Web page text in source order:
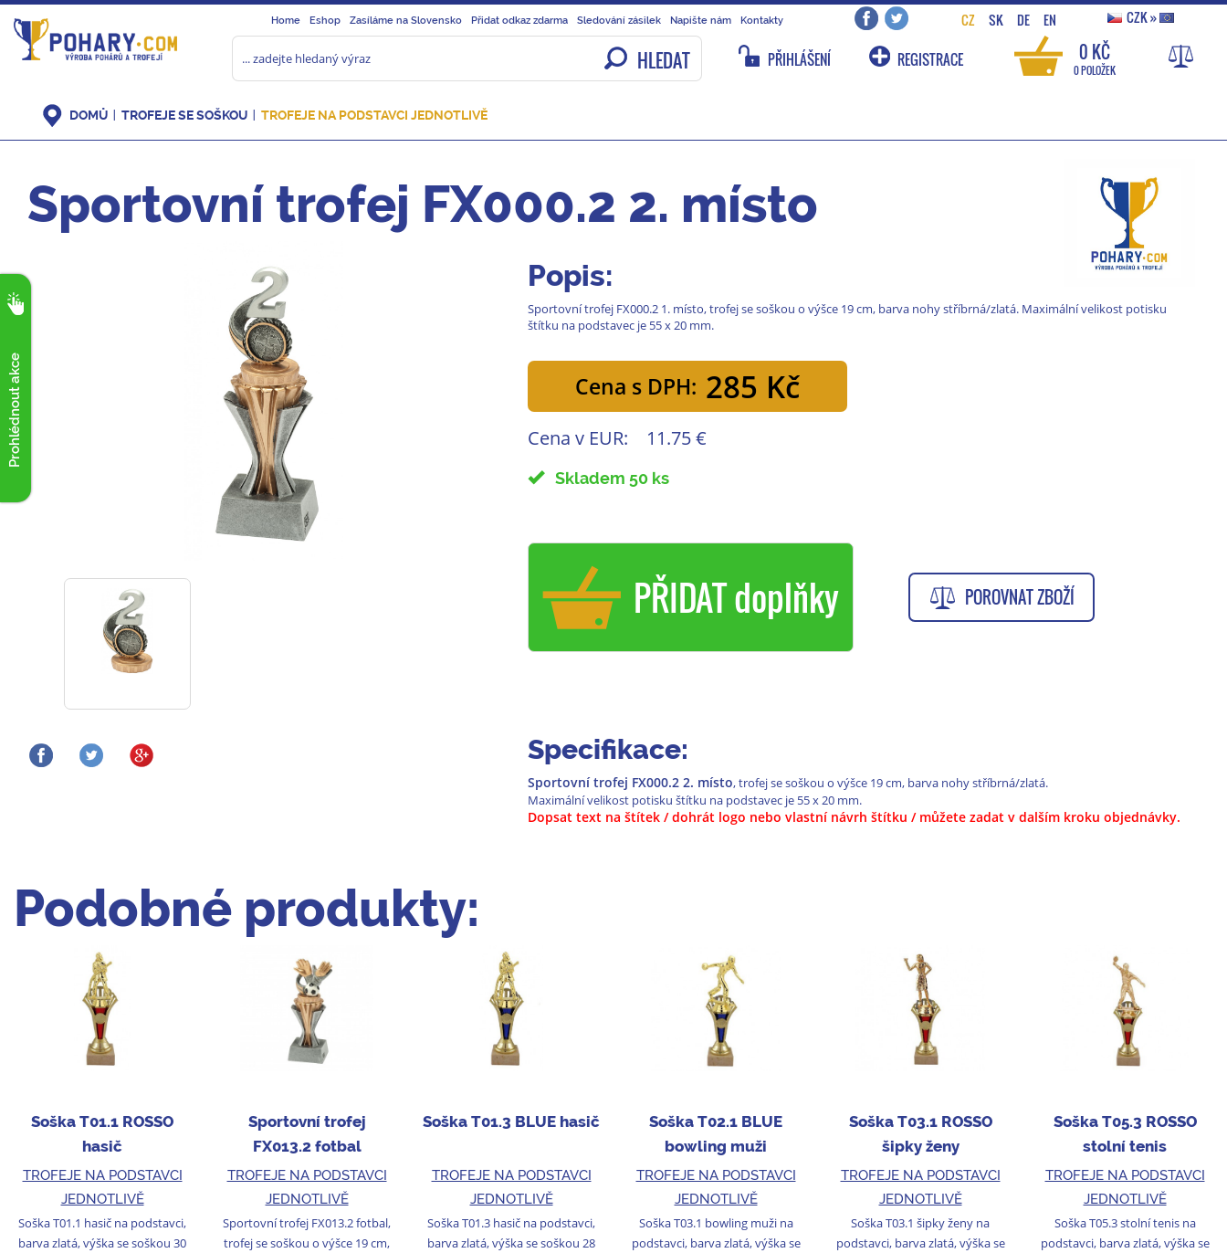
Home Eshop Zasíláme na Slovensko Přidat odkaz zdarma Sledování zásilek Napište nám Kontakty CZ SK DE EN CZK»
HLEDAT PŘIHLÁŠENÍ REGISTRACE 0 KČ
0 POLOŽEK
Prohlédnout akce
DOMŮ TROFEJE SE SOŠKOU TROFEJE NA PODSTAVCI JEDNOTLIVĚ
Sportovní trofej FX000.2 2. místo
Popis:
Sportovní trofej FX000.2 1. místo, trofej se soškou o výšce 19 cm, barva nohy stříbrná/zlatá. Maximální velikost potisku
štítku na podstavec je 55 x 20 mm.
Cena s DPH: 285 Kč
Cena v EUR: 11.75 €
Skladem 50 ks
PŘIDAT doplňky POROVNAT ZBOŽÍ
Specifikace:
Sportovní trofej FX000.2 2. místo, trofej se soškou o výšce 19 cm, barva nohy stříbrná/zlatá.
Maximální velikost potisku štítku na podstavec je 55 x 20 mm.
Dopsat text na štítek / dohrát logo nebo vlastní návrh štítku / můžete zadat v dalším kroku objednávky.
Podobné produkty:
Soška T01.1 ROSSO
hasič
TROFEJE NA PODSTAVCI
JEDNOTLIVĚ
Soška T01.1 hasič na podstavci,
barva zlatá, výška se soškou 30
Sportovní trofej
FX013.2 fotbal
TROFEJE NA PODSTAVCI
JEDNOTLIVĚ
Sportovní trofej FX013.2 fotbal,
trofej se soškou o výšce 19 cm,
Soška T01.3 BLUE hasič
TROFEJE NA PODSTAVCI
JEDNOTLIVĚ
Soška T01.3 hasič na podstavci,
barva zlatá, výška se soškou 28
Soška T02.1 BLUE
bowling muži
TROFEJE NA PODSTAVCI
JEDNOTLIVĚ
Soška T03.1 bowling muži na
podstavci, barva zlatá, výška se
Soška T03.1 ROSSO
šipky ženy
TROFEJE NA PODSTAVCI
JEDNOTLIVĚ
Soška T03.1 šipky ženy na
podstavci, barva zlatá, výška se
Soška T05.3 ROSSO
stolní tenis
TROFEJE NA PODSTAVCI
JEDNOTLIVĚ
Soška T05.3 stolní tenis na
podstavci, barva zlatá, výška se